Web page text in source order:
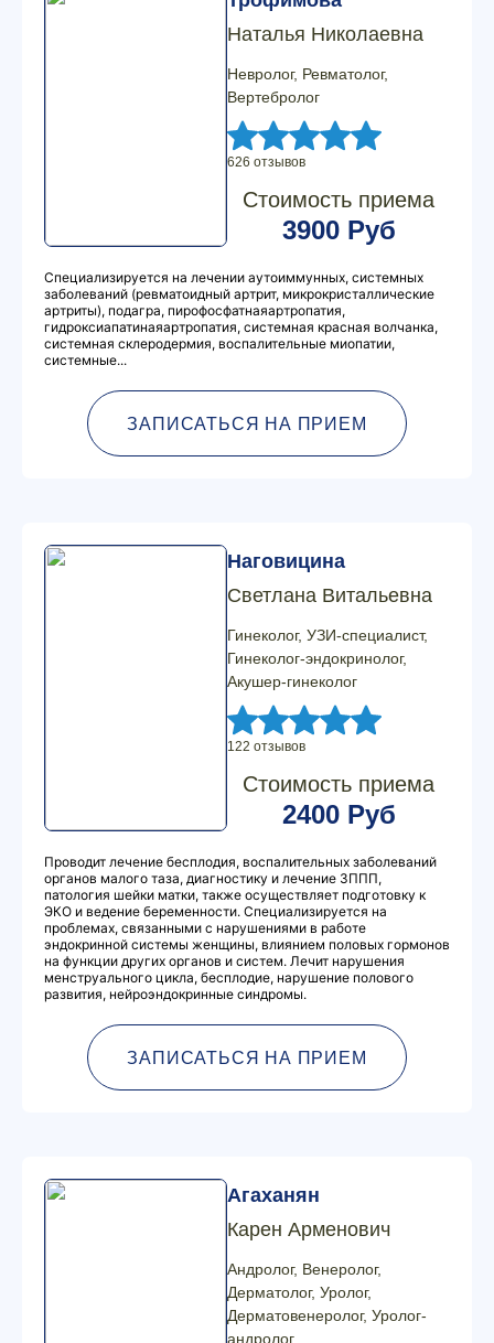
Наталья Николаевна
Невролог, Ревматолог,
Вертебролог
626 отзывов
Стоимость приема
3900 Руб
Специализируется на лечении аутоиммунных, системных
заболеваний (ревматоидный артрит, микрокристаллические
артриты), подагра, пирофосфатнаяартропатия,
гидроксиапатинаяартропатия, системная красная волчанка,
системная склеродермия, воспалительные миопатии,
системные...
ЗАПИСАТЬСЯ НА ПРИЕМ
Наговицина
Светлана Витальевна
Гинеколог, УЗИ-специалист,
Гинеколог-эндокринолог,
Акушер-гинеколог
122 отзывов
Стоимость приема
2400 Руб
Проводит лечение бесплодия, воспалительных заболеваний
органов малого таза, диагностику и лечение ЗППП,
патология шейки матки, также осуществляет подготовку к
ЭКО и ведение беременности. Специализируется на
проблемах, связанными с нарушениями в работе
эндокринной системы женщины, влиянием половых гормонов
на функции других органов и систем. Лечит нарушения
менструального цикла, бесплодие, нарушение полового
развития, нейроэндокринные синдромы.
ЗАПИСАТЬСЯ НА ПРИЕМ
Агаханян
Карен Арменович
Андролог, Венеролог,
Дерматолог, Уролог,
Дерматовенеролог, Уролог-
андролог